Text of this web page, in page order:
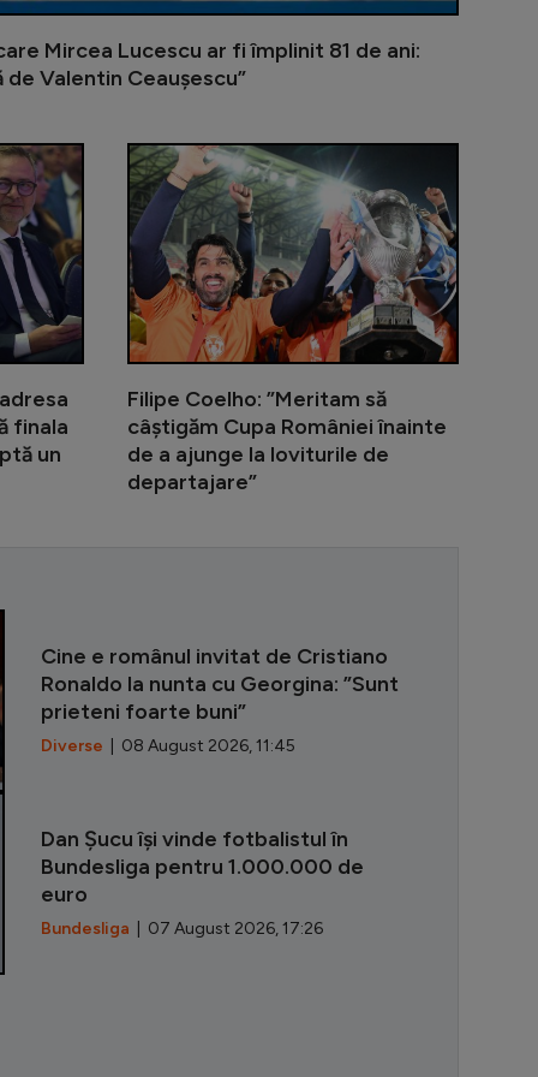
Mircea Lucescu ar fi împlinit 81 de ani:
Valentin Ceaușescu”
României! Cine arbitrează duelul dintre
Secundul a ieșit cu jucătorii în club și a fost prins
finala
un
Filipe Coelho: ”Meritam să
câștigăm Cupa României înainte
de a ajunge la loviturile de
departajare”
Cine e românul invitat de Cristiano
Ronaldo la nunta cu Georgina: ”Sunt
prieteni foarte buni”
Diverse | 08 August 2026, 11:45
Dan Șucu își vinde fotbalistul în
Bundesliga pentru 1.000.000 de
euro
Bundesliga | 07 August 2026, 17:26